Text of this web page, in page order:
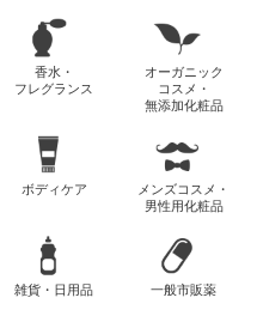
香水・
フレグランス
オーガニック
コスメ・
無添加化粧品
ボディケア
メンズコスメ・
男性用化粧品
雑貨・日用品 一般市販薬